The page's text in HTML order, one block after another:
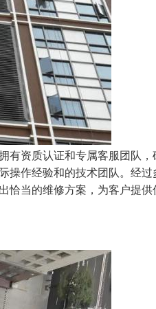
有资质认证和专属客服团队，
操作经验和的技术团队。经
恰当的维修方案，为客户提